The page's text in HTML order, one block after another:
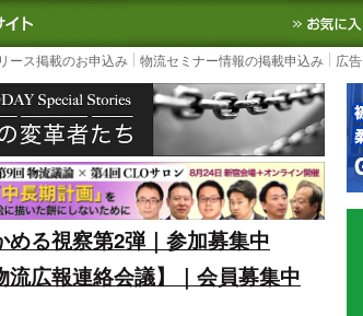
最大の物流ニュースサイト3PL, SCMなど国内外の最
ース掲載のお申込み 物流セミナー情報の掲載申込み 広
る視察第2弾｜参加募集中
広報連絡会議】｜会員募集中